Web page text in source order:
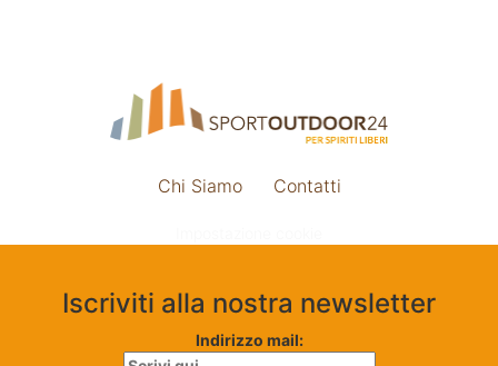
Chi Siamo Contatti
Iscriviti alla nostra newsletter
Indirizzo mail: